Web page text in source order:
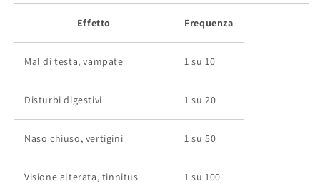
Effetto Frequenza
Mal di testa, vampate 1 su 10
Disturbi digestivi 1 su 20
Naso chiuso, vertigini 1 su 50
Visione alterata, tinnitus 1 su 100